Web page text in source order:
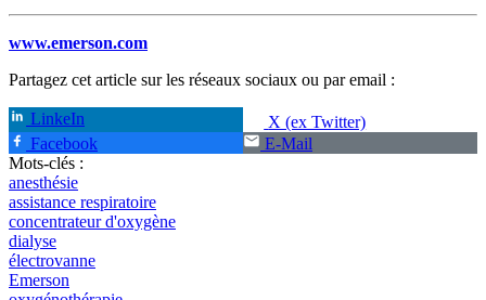
www.emerson.com
Partagez cet article sur les réseaux sociaux ou par email :
LinkeIn
X (ex Twitter)
Facebook
E-Mail
Mots-clés :
anesthésie
assistance respiratoire
concentrateur d'oxygène
dialyse
électrovanne
Emerson